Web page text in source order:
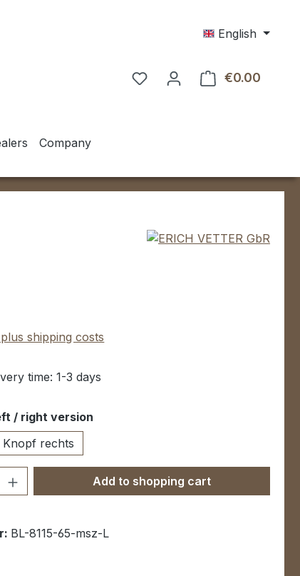
English
€0.00
Company
shipping costs
time: 1-3 days
/ right version
Knopf rechts
Enter the desired amount
Add to shopping cart
BL-8115-65-msz-L